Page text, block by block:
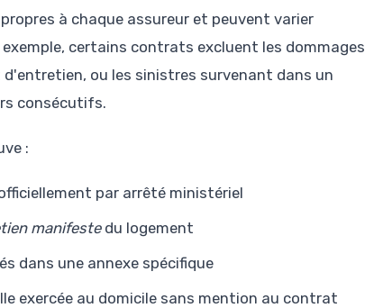
à chaque assureur et peuvent varier
certains contrats excluent les dommages
ou les sinistres survenant dans un
consécutifs.
:
par arrêté ministériel
manifestedu logement
dans une annexe spécifique
exercée au domicile sans mention au contrat